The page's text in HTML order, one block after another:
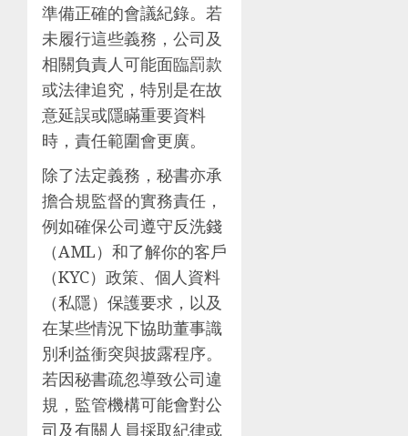
準備正確的會議紀錄。若
未履行這些義務，公司及
相關負責人可能面臨罰款
或法律追究，特別是在故
意延誤或隱瞞重要資料
時，責任範圍會更廣。
除了法定義務，秘書亦承
擔合規監督的實務責任，
例如確保公司遵守反洗錢
（AML）和了解你的客戶
（KYC）政策、個人資料
（私隱）保護要求，以及
在某些情況下協助董事識
別利益衝突與披露程序。
若因秘書疏忽導致公司違
規，監管機構可能會對公
司及有關人員採取紀律或